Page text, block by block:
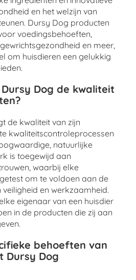
en het welzijn van
Dursy Dog producten
voedingsbehoeften,
en meer,
om huisdieren een gelukkig
Dog de kwaliteit
de kwaliteit van zijn
kwaliteitscontroleprocessen
natuurlijke
is toegewijd aan
waarbij elke
om te voldoen aan de
en werkzaamheid.
eigenaar van een huisdier
in de producten die zij aan
behoeften van
Dursy Dog